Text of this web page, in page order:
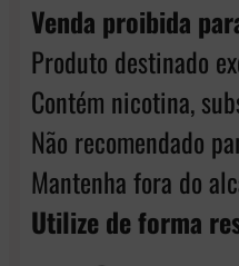
Venda proibida
Produto destinado
Contém nicotina,
Não recomendado
Mantenha fora do
Utilize de forma